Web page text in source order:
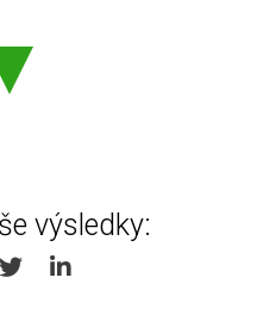
výsledky:
ON FACEBOOK
SHARE ON TWITTER
SHARE ON LINKEDIN